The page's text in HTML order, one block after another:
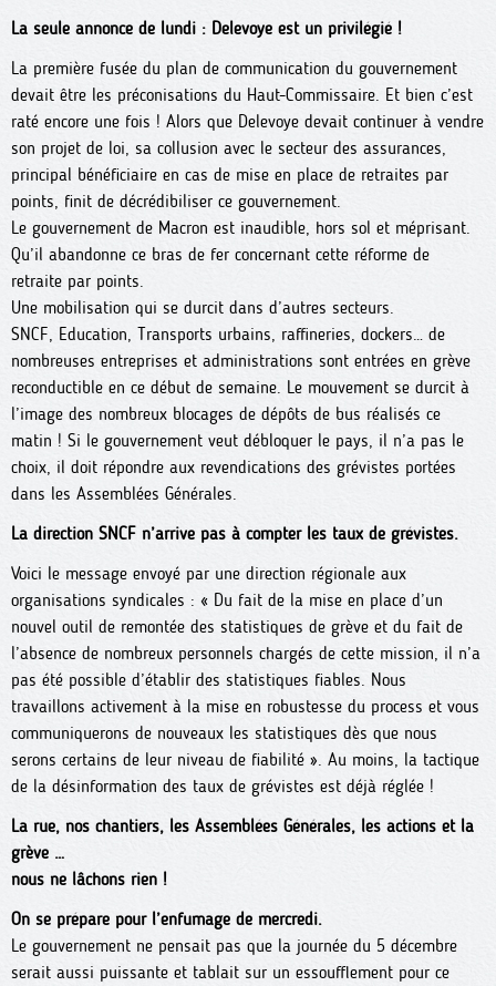
La seule annonce de lundi : Delevoye est un privilégié !
La première fusée du plan de communication du gouvernement
devait être les préconisations du Haut-Commissaire. Et bien c’est
raté encore une fois ! Alors que Delevoye devait continuer à vendre
son projet de loi, sa collusion avec le secteur des assurances,
principal bénéficiaire en cas de mise en place de retraites par
points, finit de décrédibiliser ce gouvernement.
Le gouvernement de Macron est inaudible, hors sol et méprisant.
Qu’il abandonne ce bras de fer concernant cette réforme de
retraite par points.
Une mobilisation qui se durcit dans d’autres secteurs.
SNCF, Education, Transports urbains, raffineries, dockers… de
nombreuses entreprises et administrations sont entrées en grève
reconductible en ce début de semaine. Le mouvement se durcit à
l’image des nombreux blocages de dépôts de bus réalisés ce
matin ! Si le gouvernement veut débloquer le pays, il n’a pas le
choix, il doit répondre aux revendications des grévistes portées
dans les Assemblées Générales.
La direction SNCF n’arrive pas à compter les taux de grévistes.
Voici le message envoyé par une direction régionale aux
organisations syndicales : « Du fait de la mise en place d’un
nouvel outil de remontée des statistiques de grève et du fait de
l’absence de nombreux personnels chargés de cette mission, il n’a
pas été possible d’établir des statistiques fiables. Nous
travaillons activement à la mise en robustesse du process et vous
communiquerons de nouveaux les statistiques dès que nous
serons certains de leur niveau de fiabilité ». Au moins, la tactique
de la désinformation des taux de grévistes est déjà réglée !
La rue, nos chantiers, les Assemblées Générales, les actions et la
grève …
nous ne lâchons rien !
On se prépare pour l’enfumage de mercredi.
Le gouvernement ne pensait pas que la journée du 5 décembre
serait aussi puissante et tablait sur un essoufflement pour ce